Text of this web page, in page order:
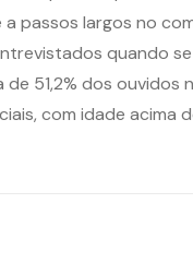
a passos largos no
quando
51,2% dos ouvidos
com idade acima